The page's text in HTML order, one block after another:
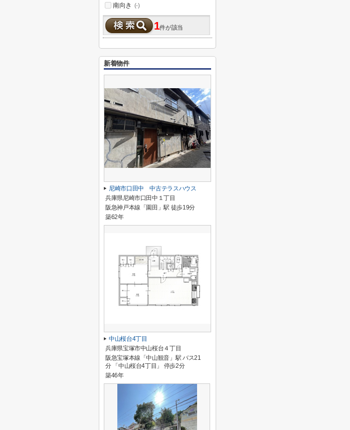
南向き (-)
1件が該当
新着物件
尼崎市口田中 中古テラスハウス
兵庫県尼崎市口田中１丁目
阪急神戸本線「園田」駅 徒歩19分
築62年
中山桜台4丁目
兵庫県宝塚市中山桜台４丁目
阪急宝塚本線「中山観音」駅 バス21
分 「中山桜台4丁目」 停歩2分
築46年